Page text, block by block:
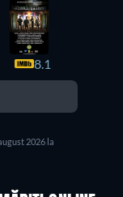
8.1
2026 la